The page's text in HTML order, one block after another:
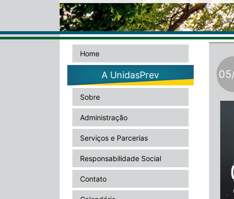
Home
A UnidasPrev
Sobre
Administração
Serviços e Parcerias
Responsabilidade Social
Contato